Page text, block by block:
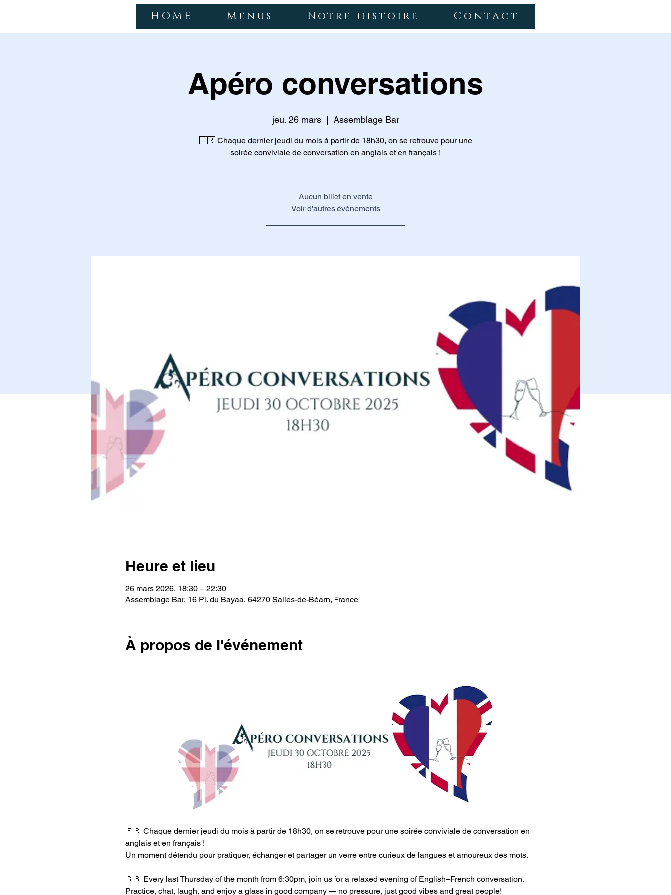
HOME Menus Notre histoire Contact
Apéro conversations
jeu. 26 mars
  |
Assemblage Bar
🇫🇷 Chaque dernier jeudi du mois à partir de 18h30, on se retrouve pour une
soirée conviviale de conversation en anglais et en français !
Aucun billet en vente
Voir d'autres événements
Heure et lieu
26 mars 2026, 18:30 – 22:30
Assemblage Bar, 16 Pl. du Bayaa, 64270 Salies-de-Béarn, France
À propos de l'événement
🇫🇷 Chaque dernier jeudi du mois à partir de 18h30, on se retrouve pour une soirée conviviale de conversation en
anglais et en français !
Un moment détendu pour pratiquer, échanger et partager un verre entre curieux de langues et amoureux des mots.
🇬🇧 Every last Thursday of the month from 6:30pm, join us for a relaxed evening of English–French conversation.
Practice, chat, laugh, and enjoy a glass in good company — no pressure, just good vibes and great people!